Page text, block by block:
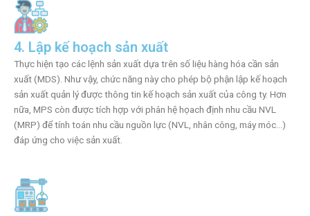
4. Lập kế hoạch sản xuất
Thực hiện tạo các lệnh sản xuất dựa trên số liệu hàng hóa cần sản
xuất (MDS). Như vậy, chức năng này cho phép bộ phận lập kế hoạch
sản xuất quản lý được thông tin kế hoạch sản xuất của công ty. Hơn
nữa, MPS còn được tích hợp với phân hệ họach định nhu cầu NVL
(MRP) để tính toán nhu cầu nguồn lực (NVL, nhân công, máy móc…)
đáp ứng cho việc sản xuất.